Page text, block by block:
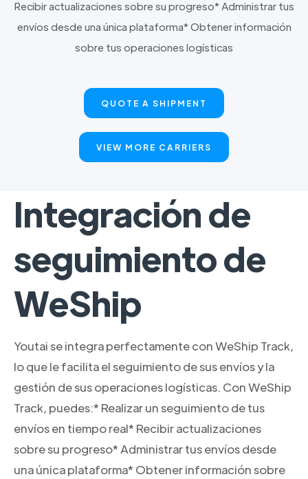
Recibir actualizaciones sobre su progreso* Administrar tus
envíos desde una única plataforma* Obtener información
sobre tus operaciones logísticas
QUOTE A SHIPMENT
VIEW MORE CARRIERS
Integración de
seguimiento de
WeShip
Youtai se integra perfectamente con WeShip Track,
lo que le facilita el seguimiento de sus envíos y la
gestión de sus operaciones logísticas. Con WeShip
Track, puedes:* Realizar un seguimiento de tus
envíos en tiempo real* Recibir actualizaciones
sobre su progreso* Administrar tus envíos desde
una única plataforma* Obtener información sobre